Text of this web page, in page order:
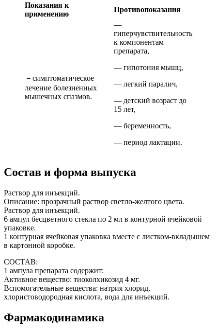
Показания к
применению
Противопоказания
－симптоматическое
лечение болезненных
мышечных спазмов.
—
гиперчувствительность
к компонентам
препарата,
— гипотония мышц,
— легкий паралич,
— детский возраст до
15 лет,
— беременность,
— период лактации.
Состав и форма выпуска
Раствор для инъекций.
Описание: прозрачный раствор светло-желтого цвета.
Раствор для инъекций.
6 ампул бесцветного стекла по 2 мл в контурной ячейковой
упаковке.
1 контурная ячейковая упаковка вместе с листком-вкладышем
в картонной коробке.
СОСТАВ:
1 ампула препарата содержит:
Активное вещество: тиоколхикозид 4 мг.
Вспомогательные вещества: натрия хлорид,
хлористоводородная кислота, вода для инъекций.
Фармакодинамика